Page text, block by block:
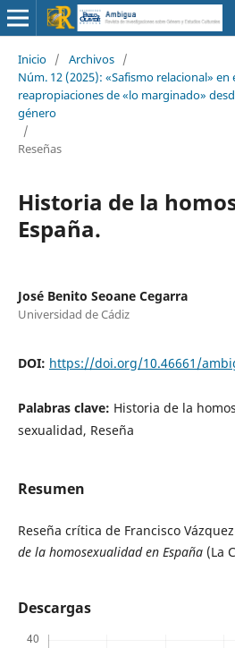
Inicio / Archivos /
Núm. 12 (2025): «Safismo relacional»
reapropiaciones de «lo marginado»
género
/
Reseñas
Historia de la
España.
José Benito Seoane Cegarra
Universidad de Cádiz
DOI: https://doi.org/10.46661/
Palabras clave: Historia de la
sexualidad, Reseña
Resumen
Reseña crítica de Francisco
de la homosexualidad en España(La
Descargas